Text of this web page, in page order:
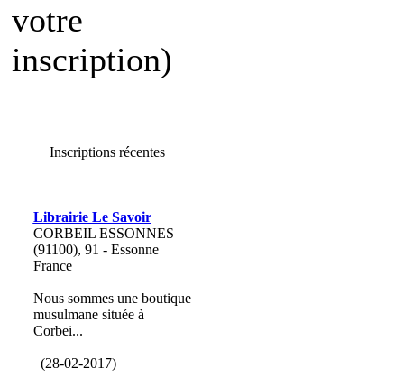
votre
inscription)
Inscriptions récentes
Librairie Le Savoir
CORBEIL ESSONNES
(91100), 91 - Essonne
France
Nous sommes une boutique
musulmane située à
Corbei...
(28-02-2017)